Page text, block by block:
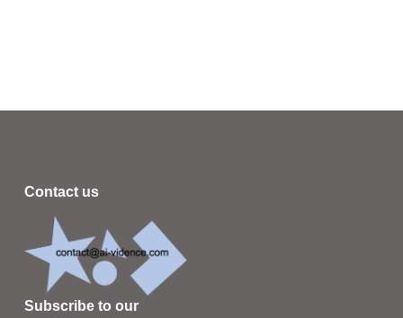
Contact us
Subscribe to our